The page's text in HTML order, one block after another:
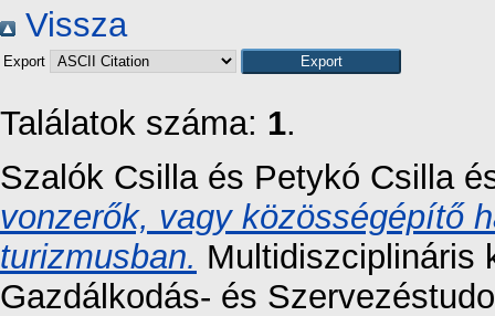
Vissza
Export
Találatok száma: 1.
Szalók Csillaés Petykó Csilla
vonzerők, vagy közösségépítő
turizmusban. Multidiszciplináris
Gazdálkodás- és